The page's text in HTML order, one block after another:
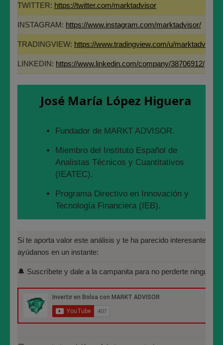
Feliz domingo.
TWITTER: https://twitter.com/marktadvisor
INSTAGRAM: https://www.instagram.com/marktadvisor/
TRADINGVIEW: https://www.tradingview.com/u/marktadvisor/
LINKEDIN: https://www.linkedin.com/company/38706912/
José María López Higuera
Fundador de MARKT ADVISOR.
Miembro del Instituto Español de
Analistas Técnicos y Cuantitativos
(IEATEC).
Programa Directivo en Innovación y
Tecnología Financiera (IEB).
Financieros (IEB): Autorizado por la
CNMV para el asesoramiento financiero
https://www.cnmv.es/portal/Titulos-
Especialista en Análisis Técnico y
Cuantitativo (IEB).
Si te aporta valor este análisis y te ha parecido interesante, por
ayúdanos en un instante:
🔔 Suscríbete y dale a la campanita para no perderte ninguno